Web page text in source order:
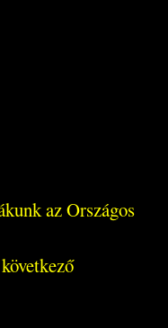
az Országos